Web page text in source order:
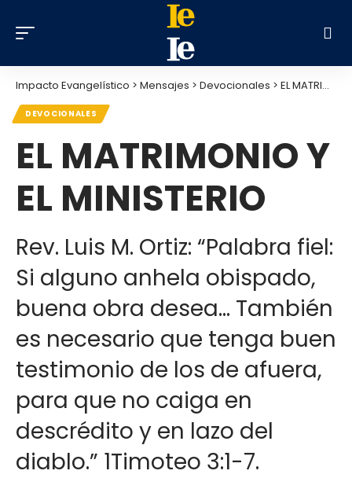
Impacto Evangelístico > Mensajes > Devocionales > EL MATRIMONIO Y EL MINISTERIO
DEVOCIONALES
EL MATRIMONIO Y
EL MINISTERIO
Rev. Luis M. Ortiz: “Palabra fiel:
Si alguno anhela obispado,
buena obra desea... También
es necesario que tenga buen
testimonio de los de afuera,
para que no caiga en
descrédito y en lazo del
diablo.” 1Timoteo 3:1-7.